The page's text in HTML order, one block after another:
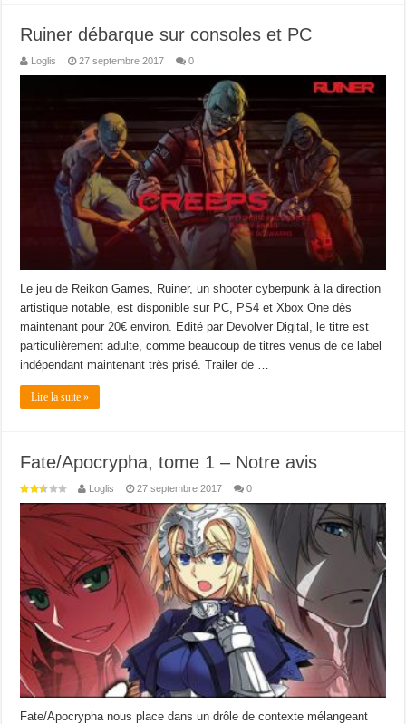
Ruiner débarque sur consoles et PC
Loglis 27 septembre 2017 0
Le jeu de Reikon Games, Ruiner, un shooter cyberpunk à la direction
artistique notable, est disponible sur PC, PS4 et Xbox One dès
maintenant pour 20€ environ. Edité par Devolver Digital, le titre est
particulièrement adulte, comme beaucoup de titres venus de ce label
indépendant maintenant très prisé. Trailer de …
Lire la suite »
Fate/Apocrypha, tome 1 – Notre avis
Loglis 27 septembre 2017 0
Fate/Apocrypha nous place dans un drôle de contexte mélangeant